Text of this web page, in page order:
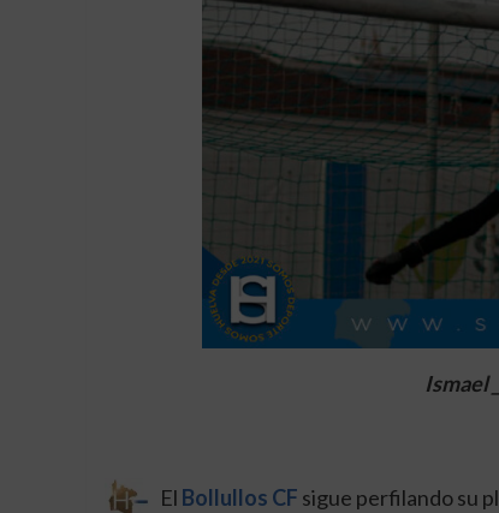
Ismael
El Bollullos CF sigue perfilando su